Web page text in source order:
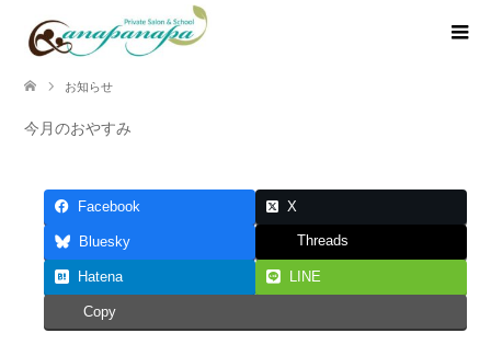
お知らせ
今月のおやすみ
Facebook X
Bluesky Threads
Hatena LINE
Copy